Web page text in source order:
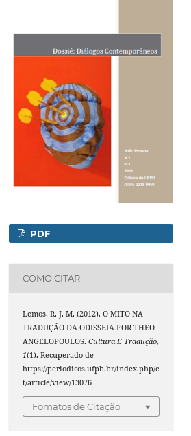
PDF
COMO CITAR
Lemos, R. J. M. (2012). O MITO NA
TRADUÇÃO DA ODISSEIA POR THEO
ANGELOPOULOS.Cultura E Tradução,
1(1). Recuperado de
https://periodicos.ufpb.br/index.php/c
t/article/view/13076
Fomatos de Citação